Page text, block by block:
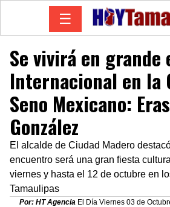
☰
Se vivirá en grande
Internacional en la
Seno Mexicano:
González
El alcalde de Ciudad Madero
encuentro será una gran fiesta
viernes y hasta el 12 de octubre en
Tamaulipas
Por: HT Agencia El Día Viernes 03 de